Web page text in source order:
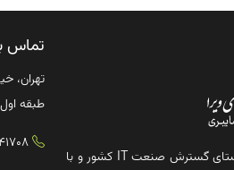
شرکت ستاک فناوری ویرا در راستای گسترش صنعت IT کشور و با
تماس
طبقه اول
41708 021